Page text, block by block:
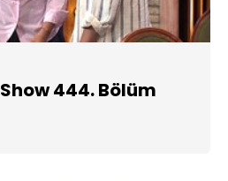
444. Bölüm